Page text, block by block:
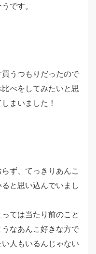
です。
うつもりだったので
べをしてみたいと思
まいました！
ず、てっきりあんこ
と思い込んでいまし
ては当たり前のこと
なあんこ好きな方で
人もいるんじゃない